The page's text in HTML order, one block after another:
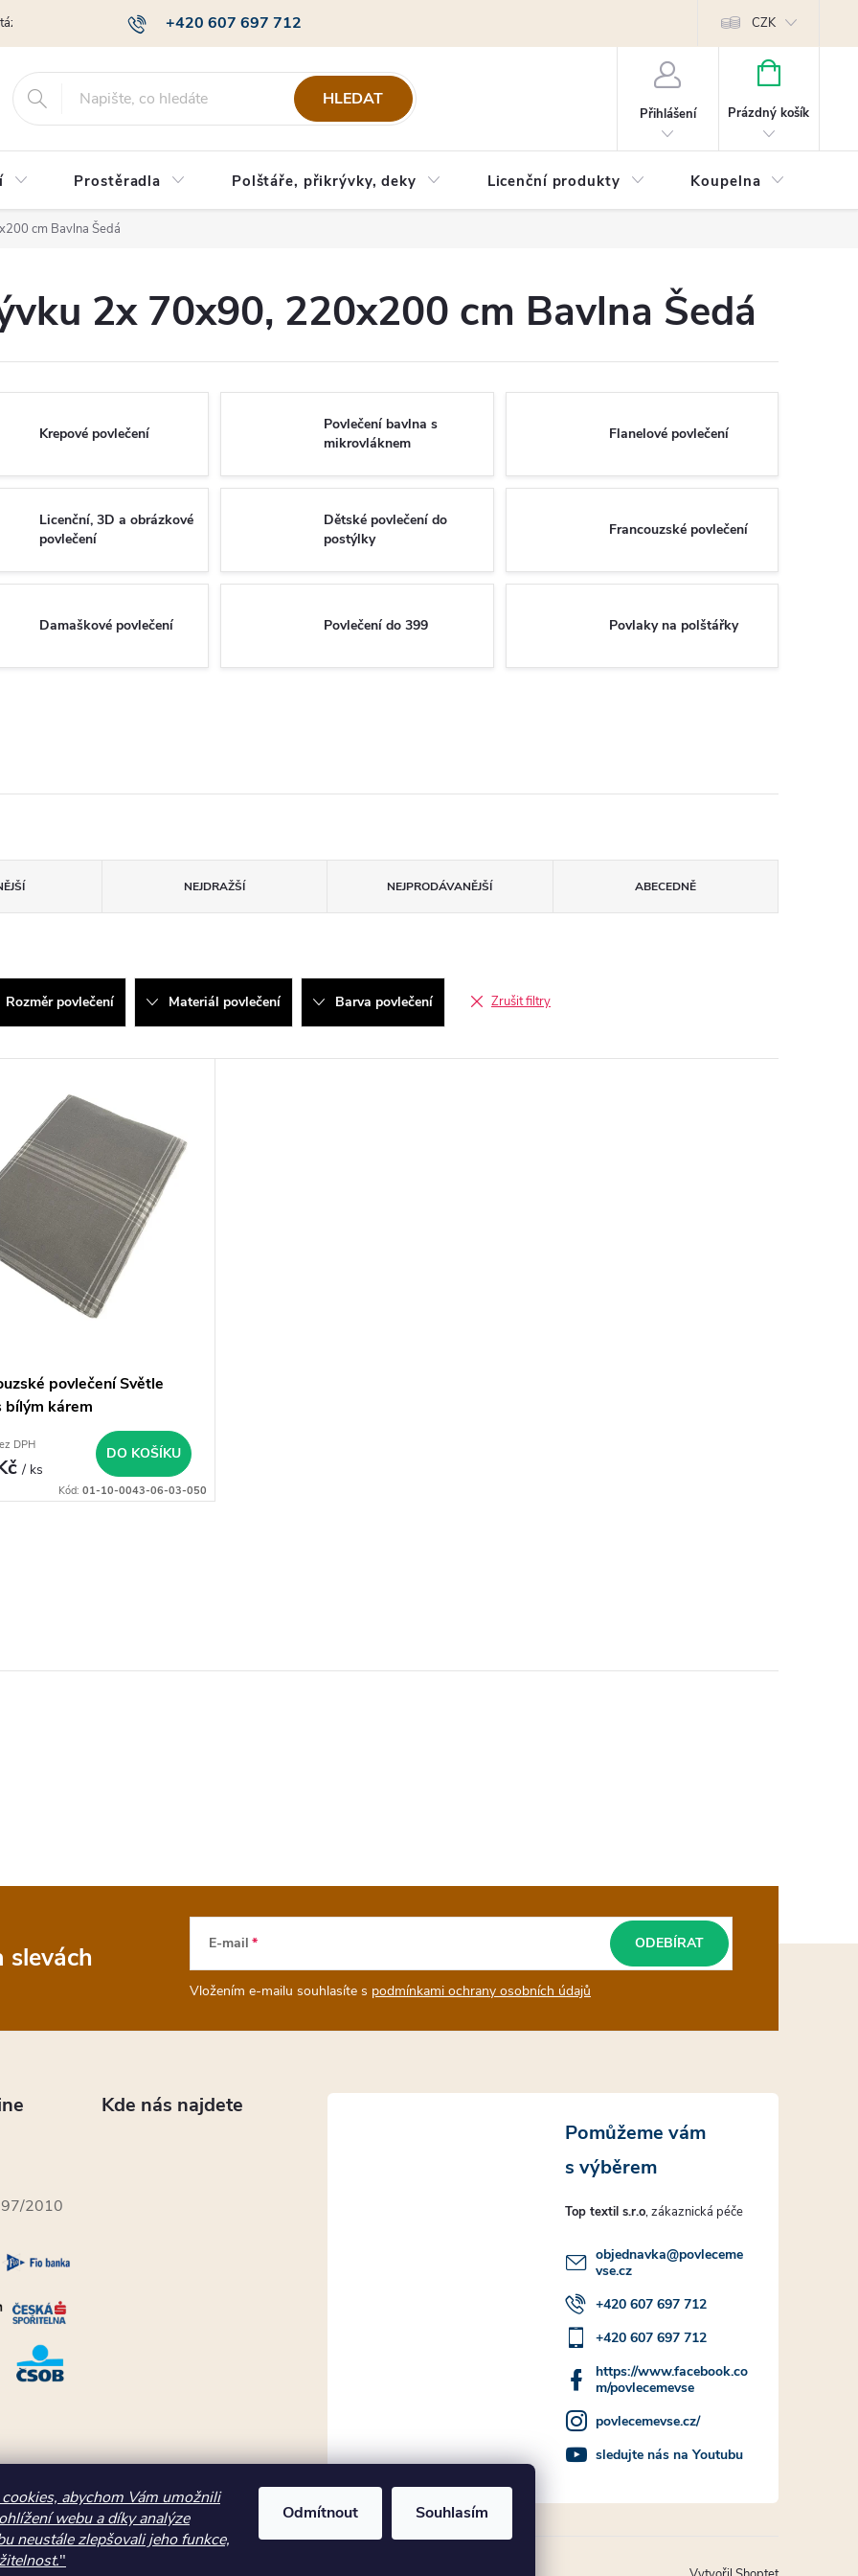
abychom Vám umožnili
webu a díky analýze
neustále zlepšovali jeho funkce,
"
Odmítnout Souhlasím
+420 607 697 712
Obchodní podmínky Podmínky ochrany osobních údajů Poptávky a B2B
CZK
HLEDAT
Přihlášení
NÁKUPNÍ
Prázdný košík
Prostěradla Polštáře, přikrývky, deky Licenční produkty Koupelna
cm Bavlna Šedá
2x 70x90, 220x200 cm Bavlna Šedá
Krepové povlečení
Povlečení bavlna s
mikrovláknem
Flanelové povlečení
Licenční, 3D a obrázkové
povlečení
Dětské povlečení do
postýlky
Francouzské povlečení
Damaškové povlečení Povlečení do 399 Povlaky na polštářky
NEJDRAŽŠÍ NEJPRODÁVANĚJŠÍ ABECEDNĚ
Rozměr povlečení Materiál povlečení Barva povlečení Zrušit filtry
povlečení Světle
bílým kárem
DPH
/ ks
DO KOŠÍKU
Kód: 01-10-0043-06-03-050
slevách E-mail
Vložením e-mailu souhlasíte s podmínkami ochrany osobních údajů
ODEBÍRAT
2010
Kde nás najdete
Top textil s.r.o
objednavka@povleceme
vse.cz
+420 607 697 712
+420 607 697 712
https://www.facebook.co
m/povlecemevse
povlecemevse.cz/
sledujte nás na Youtubu